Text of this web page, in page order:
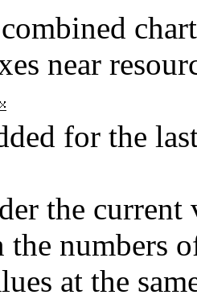
near
for the
the
the numbers
at the